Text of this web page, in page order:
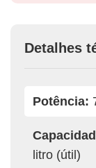
Detalhes
Potência:
litro (útil)